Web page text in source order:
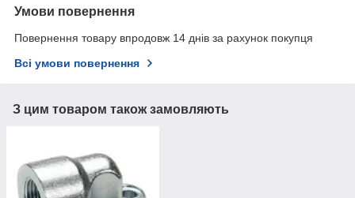
Умови повернення
Повернення товару впродовж 14 днів за рахунок покупця
Всі умови повернення
З цим товаром також замовляють